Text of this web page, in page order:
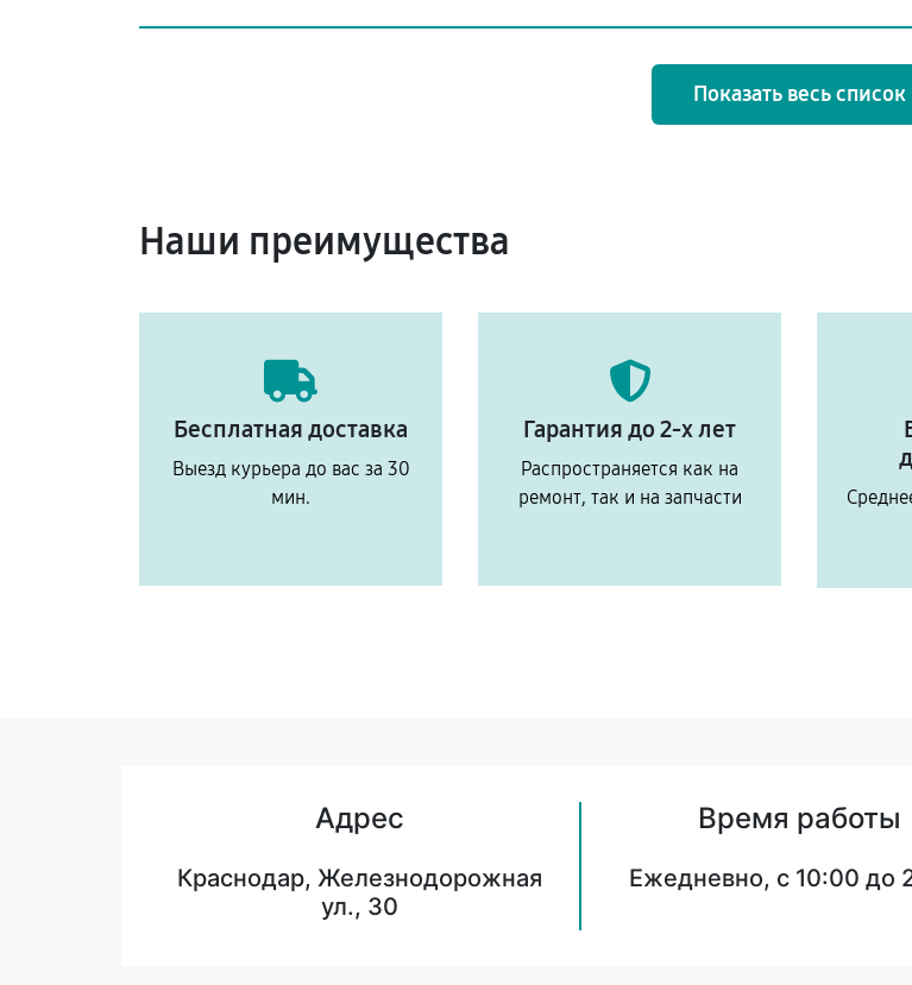
Показать весь список
Наши преимущества
Бесплатная доставка
Выезд курьера до вас за 30
мин.
Гарантия до 2-х лет
Распространяется как на
ремонт, так и на запчасти
Адрес
Краснодар, Железнодорожная
ул., 30
Время работы
Ежедневно, с 10:00 до